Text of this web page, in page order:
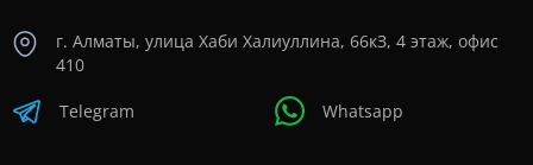
г. Алматы, улица Хаби Халиуллина, 66кЗ, 4 этаж, офис
410
Telegram Whatsapp